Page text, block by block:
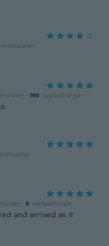
recensioner
· 190 uppladdningar
· 8 uppladdningar
and arrived as it